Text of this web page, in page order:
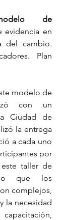
de
evidencia en
del cambio.
Plan
modelo de
con un
Ciudad de
la entrega
a cada uno
por
taller de
que los
complejos,
la necesidad